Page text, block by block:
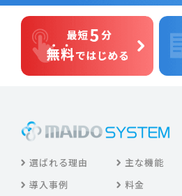
選ばれる理由
主な機能
導入事例
料金